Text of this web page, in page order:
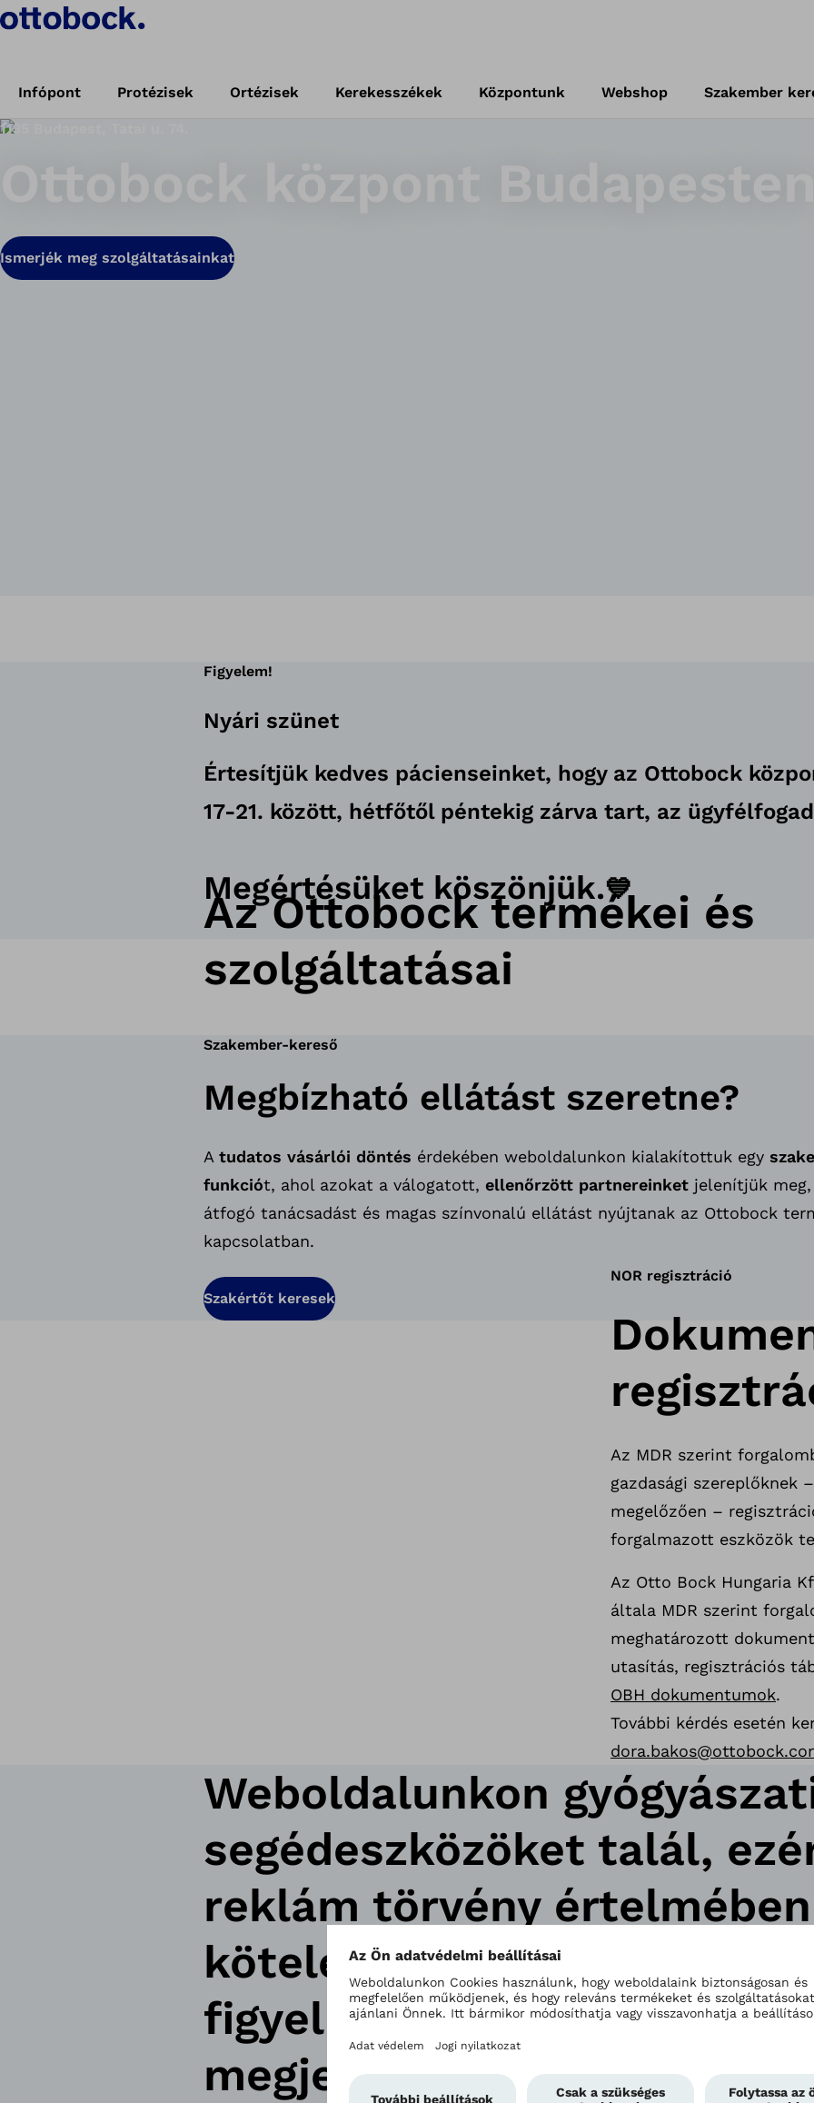
Infópont Protézisek Ortézisek Kerekesszékek Központunk Webshop Szakember
1135 Budapest, Tatai u. 74.
Ismerjék meg szolgáltatásainkat
Figyelem!
Nyári szünet
Értesítjük kedves pácienseinket, hogy az Ottobock
17-21. között, hétfőtől péntekig zárva tart, az
Megértésüket köszönjük.💙
Az Ottobock termékei és
szolgáltatásai
Szakember-kereső
Megbízható ellátást szeretne?
A tudatos vásárlói döntés érdekében weboldalunkon kialakítottuk egy
funkciót, ahol azokat a válogatott, ellenőrzött partnereinket jelenítjük
átfogó tanácsadást és magas színvonalú ellátást nyújtanak az Ottobock
kapcsolatban.
Szakértőt keresek
NOR regisztráció
Az MDR szerint
gazdasági szereplőknek
megelőzően –
forgalmazott eszközök
Az Otto Bock Hungaria
általa MDR szerint
meghatározott
utasítás, regisztrációs
OBH dokumentumok.
További kérdés esetén
Weboldalunkon
segédeszközöket talál,
reklám törvény értelmében
kötelesek vagyunk az alábbi
figyelmeztető szöveget
megjeleníteni oldalunkon: